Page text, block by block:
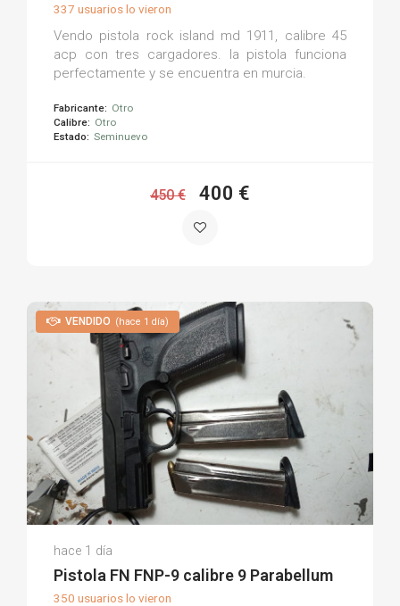
337 usuarios lo vieron
Vendo pistola rock island md 1911, calibre 45
acp con tres cargadores. la pistola funciona
perfectamente y se encuentra en murcia.
Fabricante: Otro
Calibre: Otro
Estado: Seminuevo
450 € 400 €
VENDIDO (hace 1 día)
Francisco M.
(0)
hace 1 día
Pistola FN FNP-9 calibre 9 Parabellum
350 usuarios lo vieron